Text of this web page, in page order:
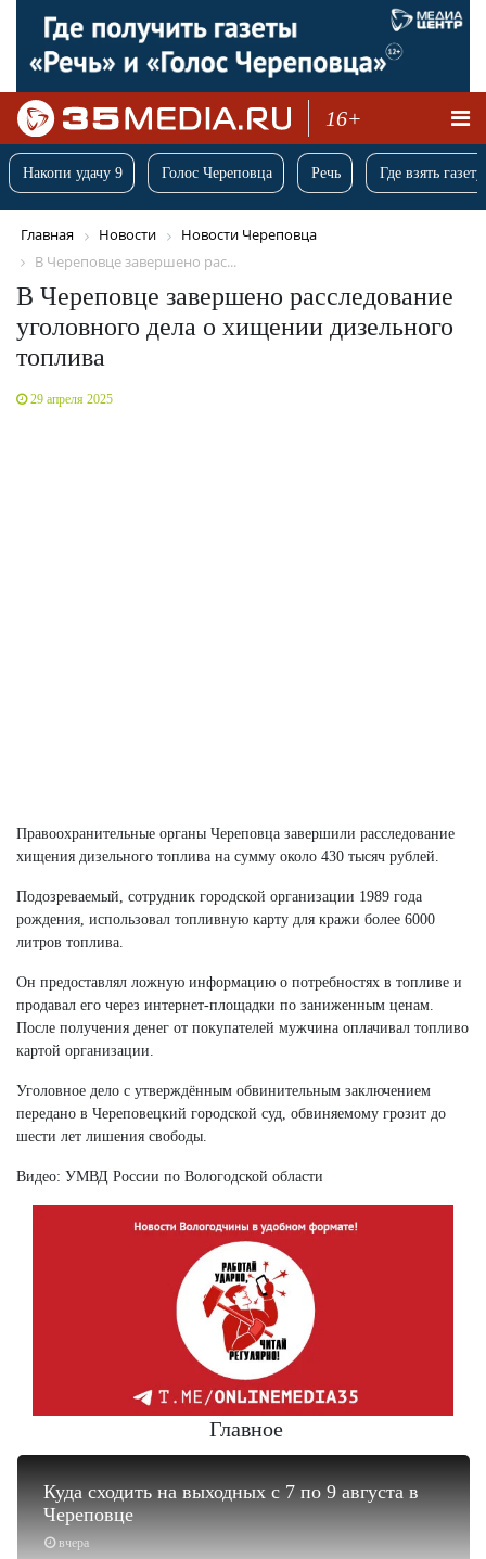
16+
Накопи удачу 9 Голос Череповца Речь Где взять
Главная Новости
Новости Череповца
В Череповце завершено рас...
В Череповце завершено расследование
уголовного дела о хищении дизельного
топлива
29 апреля 2025
Правоохранительные органы Череповца завершили расследование
хищения дизельного топлива на сумму около 430 тысяч рублей.
Подозреваемый, сотрудник городской организации 1989 года
рождения, использовал топливную карту для кражи более 6000
литров топлива.
Он предоставлял ложную информацию о потребностях в топливе и
продавал его через интернет-площадки по заниженным ценам.
После получения денег от покупателей мужчина оплачивал топливо
картой организации.
Уголовное дело с утверждённым обвинительным заключением
передано в Череповецкий городской суд, обвиняемому грозит до
шести лет лишения свободы.
Видео: УМВД России по Вологодской области
Главное
вчера
Куда сходить на выходных с 7 по 9 августа в
Череповце